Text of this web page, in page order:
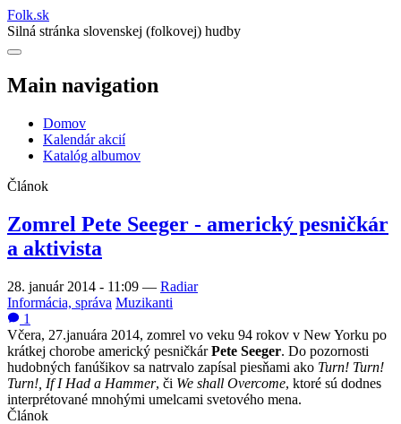
Folk.sk
Silná stránka slovenskej (folkovej) hudby
Main navigation
Domov
Kalendár akcií
Katalóg albumov
Článok
Zomrel Pete Seeger - americký pesničkár
a aktivista
28. január 2014 - 11:09 — Radiar
Informácia, správa Muzikanti
1
Včera, 27.januára 2014, zomrel vo veku 94 rokov v New Yorku po
krátkej chorobe americký pesničkárPete Seeger. Do pozornosti
hudobných fanúšikov sa natrvalo zapísal piesňami ako Turn! Turn!
Turn!, If I Had a Hammer, či We shall Overcome, ktoré sú dodnes
interprétované mnohými umelcami svetového mena.
Článok